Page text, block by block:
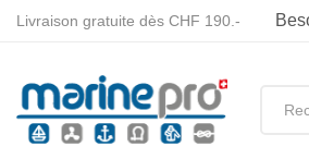
Livraison gratuite dès CHF 190.-